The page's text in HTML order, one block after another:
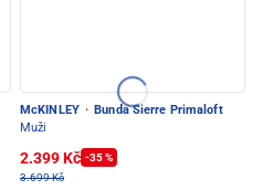
McKINLEY · Bunda Sierre Primaloft
Muži
2.399 Kč -35 %
3.699 Kč